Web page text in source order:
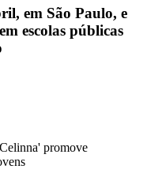
em São Paulo, e
escolas públicas